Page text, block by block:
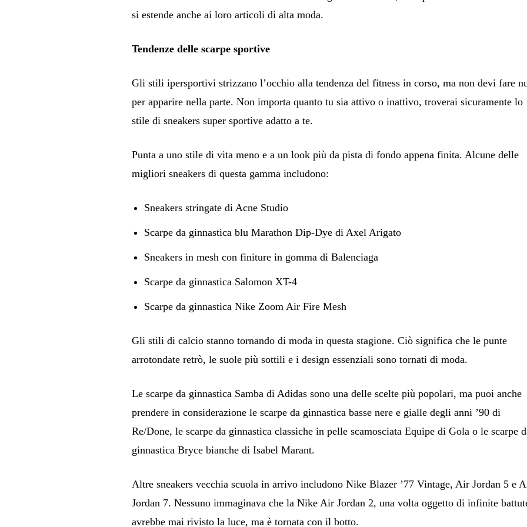
si estende anche ai loro articoli di alta moda.
Tendenze delle scarpe sportive
Gli stili ipersportivi strizzano l’occhio alla tendenza del fitness in corso, ma non devi fare
per apparire nella parte. Non importa quanto tu sia attivo o inattivo, troverai sicuramente lo
stile di sneakers super sportive adatto a te.
Punta a uno stile di vita meno e a un look più da pista di fondo appena finita. Alcune delle
migliori sneakers di questa gamma includono:
Sneakers stringate di Acne Studio
Scarpe da ginnastica blu Marathon Dip-Dye di Axel Arigato
Sneakers in mesh con finiture in gomma di Balenciaga
Scarpe da ginnastica Salomon XT-4
Scarpe da ginnastica Nike Zoom Air Fire Mesh
Gli stili di calcio stanno tornando di moda in questa stagione. Ciò significa che le punte
arrotondate retrò, le suole più sottili e i design essenziali sono tornati di moda.
Le scarpe da ginnastica Samba di Adidas sono una delle scelte più popolari, ma puoi anche
prendere in considerazione le scarpe da ginnastica basse nere e gialle degli anni ’90 di
Re/Done, le scarpe da ginnastica classiche in pelle scamosciata Equipe di Gola o le scarpe
ginnastica Bryce bianche di Isabel Marant.
Altre sneakers vecchia scuola in arrivo includono Nike Blazer ’77 Vintage, Air Jordan 5 e
Jordan 7. Nessuno immaginava che la Nike Air Jordan 2, una volta oggetto di infinite
avrebbe mai rivisto la luce, ma è tornata con il botto.